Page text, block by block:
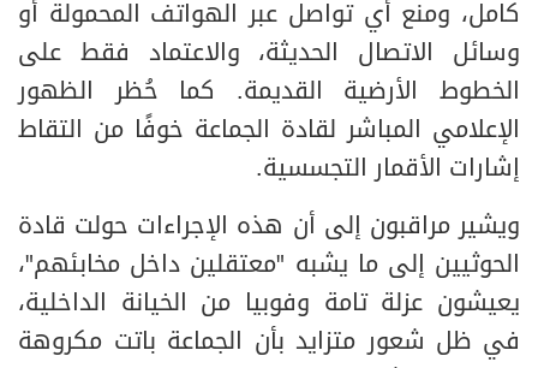
كامل، ومنع أي تواصل عبر الهواتف المحمولة أو
وسائل الاتصال الحديثة، والاعتماد فقط على
الخطوط الأرضية القديمة. كما حُظر الظهور
الإعلامي المباشر لقادة الجماعة خوفًا من التقاط
إشارات الأقمار التجسسية.
ويشير مراقبون إلى أن هذه الإجراءات حولت قادة
الحوثيين إلى ما يشبه "معتقلين داخل مخابئهم"،
يعيشون عزلة تامة وفوبيا من الخيانة الداخلية،
في ظل شعور متزايد بأن الجماعة باتت مكروهة